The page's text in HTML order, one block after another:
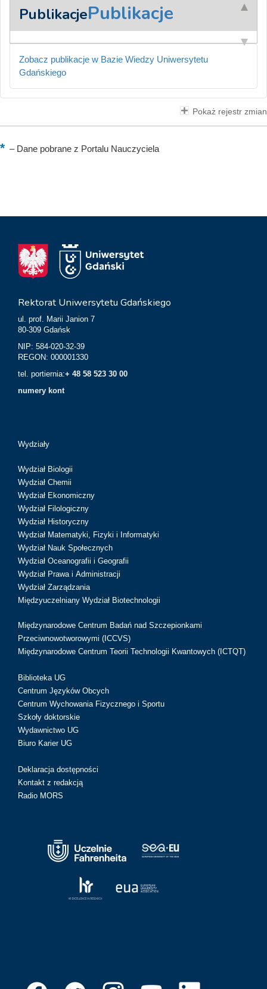
PublikacjePublikacje
Zobacz publikacje w Bazie Wiedzy Uniwersytetu
Gdańskiego
Pokaż rejestr zmian
–Dane pobrane z Portalu Nauczyciela
Rektorat Uniwersytetu Gdańskiego
ul. prof. Marii Janion 7
80-309 Gdańsk
NIP: 584-020-32-39
REGON: 000001330
tel. portiernia:+ 48 58 523 30 00
numery kont
Wydziały
Wydział Biologii
Wydział Chemii
Wydział Ekonomiczny
Wydział Filologiczny
Wydział Historyczny
Wydział Matematyki, Fizyki i Informatyki
Wydział Nauk Społecznych
Wydział Oceanografii i Geografii
Wydział Prawa i Administracji
Wydział Zarządzania
Międzyuczelniany Wydział Biotechnologii
Międzynarodowe Centrum Badań nad Szczepionkami
Przeciwnowotworowymi (ICCVS)
Międzynarodowe Centrum Teorii Technologii Kwantowych (ICTQT)
Biblioteka UG
Centrum Języków Obcych
Centrum Wychowania Fizycznego i Sportu
Szkoły doktorskie
Wydawnictwo UG
Biuro Karier UG
Deklaracja dostępności
Kontakt z redakcją
Radio MORS